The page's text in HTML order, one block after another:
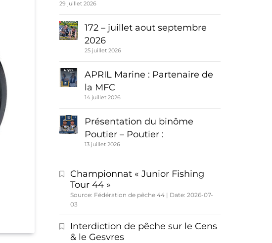
29 juillet 2026
172 – juillet aout septembre
2026
25 juillet 2026
APRIL Marine : Partenaire de
la MFC
14 juillet 2026
Présentation du binôme
Poutier – Poutier :
13 juillet 2026
Championnat « Junior Fishing
Tour 44 »
Source: Fédération de pêche 44
Date: 2026-07-
03
Interdiction de pêche sur le Cens
& le Gesvres